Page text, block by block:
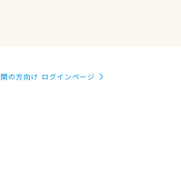
の方向け ログインページ